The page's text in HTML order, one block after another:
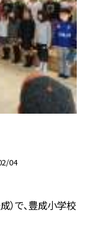
04
）で、豊成小学校